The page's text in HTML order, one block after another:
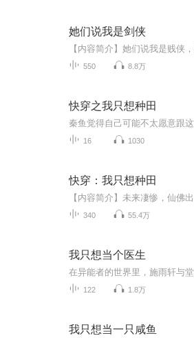
她们说我是剑侠
550 8.8万
快穿之我只想种田
16 1030
快穿：我只想种田
340 55.4万
我只想当个医生
122 1.8万
我只想当一只咸鱼